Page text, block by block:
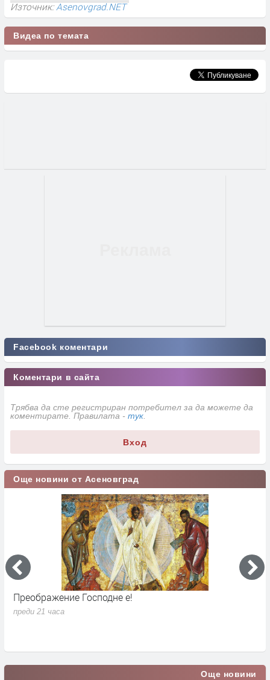
Източник:Asenovgrad.NET
Видеа по темата
Facebook коментари
Коментари в сайта
Трябва да сте регистриран потребител за да можете да
коментирате. Правилата - тук
Вход
Още новини от Асеновград
Преображение Господне е!
преди 21 часа
Още новини